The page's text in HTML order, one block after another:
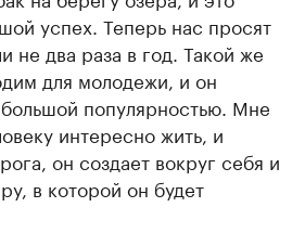
успех. Теперь нас просят
не два раза в год. Такой же
для молодежи, и он
большой популярностью. Мне
интересно жить, и
он создает вокруг себя и
в которой он будет